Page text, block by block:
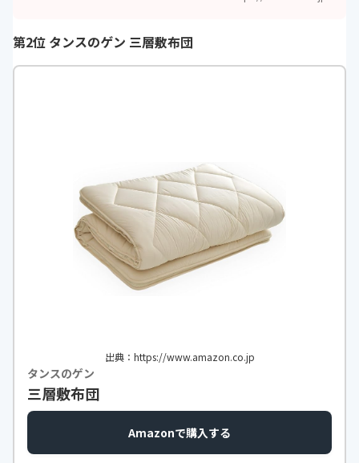
第2位 タンスのゲン 三層敷布団
出典：https://www.amazon.co.jp
タンスのゲン
三層敷布団
Amazonで購入する